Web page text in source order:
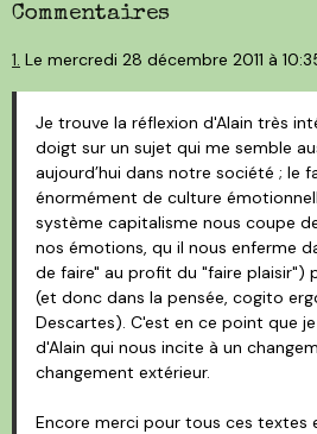
Commentaires
1. Le mercredi 28 décembre 2011 à
Je trouve la réflexion d'Alain très
doigt sur un sujet qui me semble
aujourd’hui dans notre société ; le
énormément de culture
système capitalisme nous coupe
nos émotions, qu il nous enferme
de faire" au profit du "faire plaisir")
(et donc dans la pensée, cogito
Descartes). C'est en ce point que
d'Alain qui nous incite à un
changement extérieur.
Encore merci pour tous ces textes